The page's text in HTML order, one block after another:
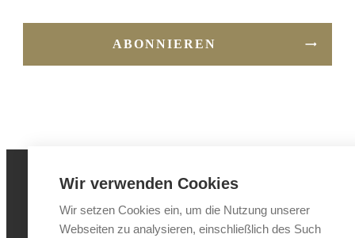
ABONNIEREN
IMPRESSUM
Wir verwenden Cookies
Wir setzen Cookies ein, um die Nutzung unserer
Webseiten zu analysieren, einschließlich des Such